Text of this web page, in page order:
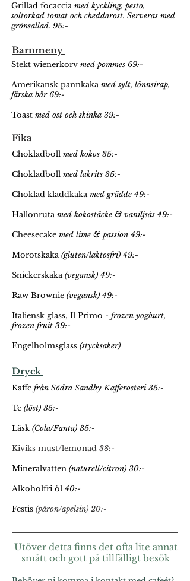
Grillad focaccia med kyckling, pesto,
soltorkad tomat och cheddarost. Serveras med
grönsallad. 95:-
Barnmeny
Stekt wienerkorv med pommes 69:-
Amerikansk pannkaka med sylt, lönnsirap,
färska bär 69:-
Toast med ost och skinka 39:-
Fika
Chokladboll med kokos 35:-
Chokladboll med lakrits 35:-
Choklad kladdkaka med grädde 49:-
Hallonruta med kokostäcke & vaniljsås 49:-
Cheesecake med lime & passion 49:-
Morotskaka (gluten/laktosfri) 49:-
Snickerskaka (vegansk) 49:-
Raw Brownie (vegansk) 49:-
Italiensk glass, Il Primo - frozen yoghurt,
frozen fruit 39:-
Engelholmsglass (stycksaker)
Dryck
Kaffe från Södra Sandby Kafferosteri 35:-
Te (löst) 35:-
Läsk (Cola/Fanta) 35:-
Kiviks must/lemonad 38:-
Mineralvatten (naturell/citron) 30:-
Alkoholfri öl 40:-
Festis (päron/apelsin) 20:-
Utöver detta finns det ofta lite annat
smått och gott på tillfälligt besök